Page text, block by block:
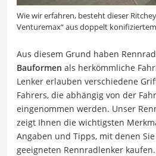
Wie wir erfahren, besteht dieser
Venturemax“ aus doppelt
Aus diesem Grund haben
Bauformen als herkömmliche
Lenker erlauben verschiedene
Fahrers, die abhängig von der
eingenommen werden. Unser
zeigt Ihnen die wichtigsten
Angaben und Tipps, mit denen
geeigneten Rennradlenker